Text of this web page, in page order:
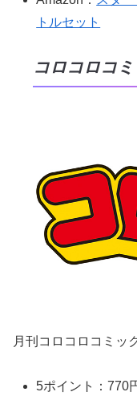
トルセット
コロコロコ
月刊コロコロコミッ
5ポイント：770